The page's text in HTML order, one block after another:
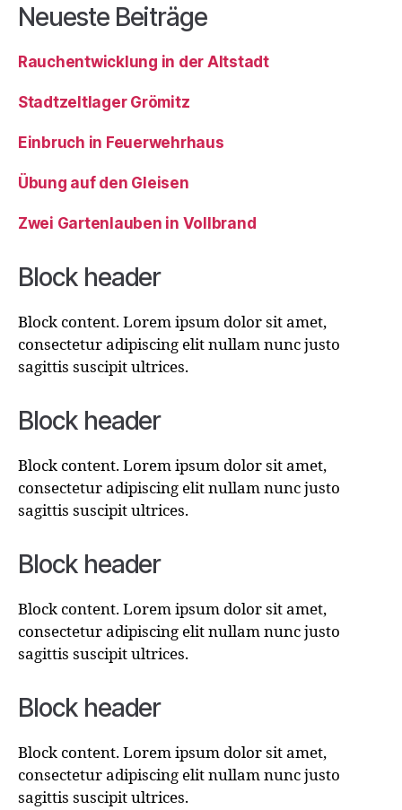
Neueste Beiträge
Rauchentwicklung in der Altstadt
Stadtzeltlager Grömitz
Einbruch in Feuerwehrhaus
Übung auf den Gleisen
Zwei Gartenlauben in Vollbrand
Block header
Block content. Lorem ipsum dolor sit amet,
consectetur adipiscing elit nullam nunc justo
sagittis suscipit ultrices.
Block header
Block content. Lorem ipsum dolor sit amet,
consectetur adipiscing elit nullam nunc justo
sagittis suscipit ultrices.
Block header
Block content. Lorem ipsum dolor sit amet,
consectetur adipiscing elit nullam nunc justo
sagittis suscipit ultrices.
Block header
Block content. Lorem ipsum dolor sit amet,
consectetur adipiscing elit nullam nunc justo
sagittis suscipit ultrices.